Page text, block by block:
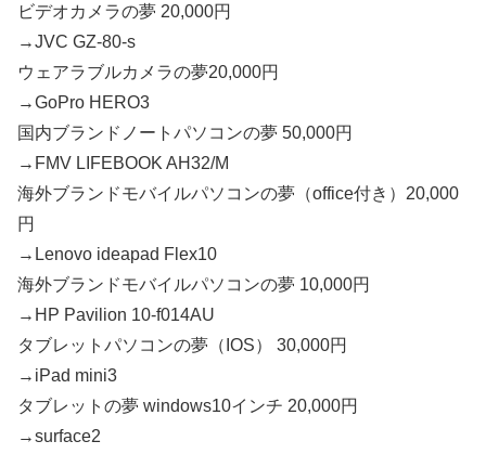
ビデオカメラの夢 20,000円
→JVC GZ-80-s
ウェアラブルカメラの夢20,000円
→GoPro HERO3
国内ブランドノートパソコンの夢 50,000円
→FMV LIFEBOOK AH32/M
海外ブランドモバイルパソコンの夢（office付き）20,000
円
→Lenovo ideapad Flex10
海外ブランドモバイルパソコンの夢 10,000円
→HP Pavilion 10-f014AU
タブレットパソコンの夢（IOS） 30,000円
→iPad mini3
タブレットの夢 windows10インチ 20,000円
→surface2